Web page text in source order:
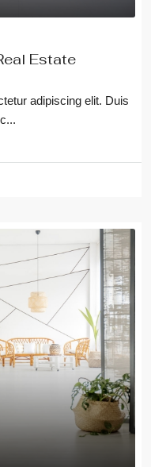
Estate
adipiscing elit. Duis